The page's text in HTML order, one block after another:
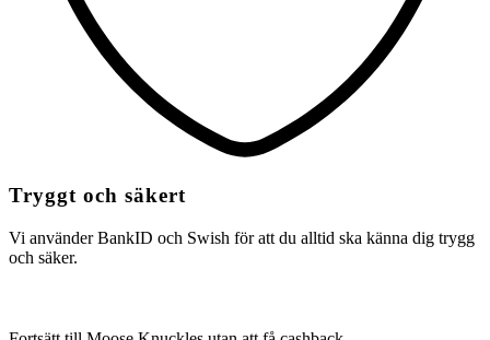
Tryggt och säkert
Vi använder BankID och Swish för att du alltid ska känna dig trygg
och säker.